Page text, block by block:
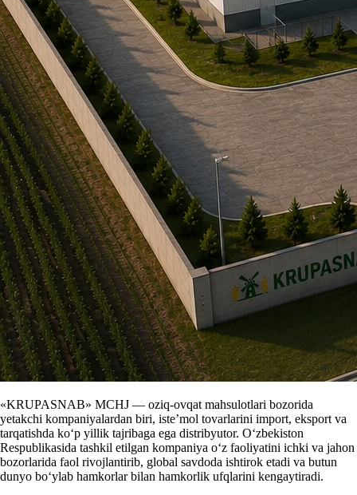
«KRUPASNAB» MCHJ — oziq-ovqat mahsulotlari bozorida
yetakchi kompaniyalardan biri, iste’mol tovarlarini import, eksport va
tarqatishda ko‘p yillik tajribaga ega distribyutor. O‘zbekiston
Respublikasida tashkil etilgan kompaniya o‘z faoliyatini ichki va jahon
bozorlarida faol rivojlantirib, global savdoda ishtirok etadi va butun
dunyo bo‘ylab hamkorlar bilan hamkorlik ufqlarini kengaytiradi.